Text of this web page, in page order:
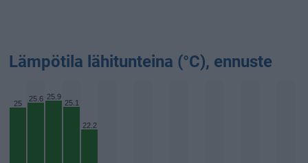
Lämpötila lähitunteina (°C), ennuste
25
25.6 25.9
25.1
22.2